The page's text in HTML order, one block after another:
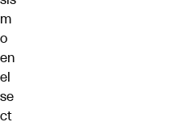
m
o
en
el
se
ct